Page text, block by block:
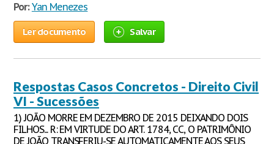
Por: Yan Menezes
Ler documento Salvar
Respostas Casos Concretos - Direito Civil
VI - Sucessões
1) JOÃO MORRE EM DEZEMBRO DE 2015 DEIXANDO DOIS
FILHOS... R: EM VIRTUDE DO ART. 1784, CC, O PATRIMÔNIO
DE JOÃO TRANSFERIU-SE AUTOMATICAMENTE AOS SEUS